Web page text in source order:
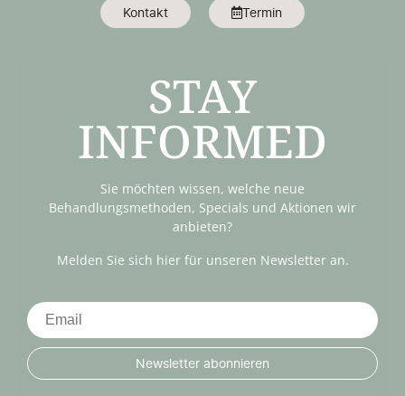
Kontakt Termin
STAY
INFORMED
Sie möchten wissen, welche neue
Behandlungsmethoden, Specials und Aktionen wir
anbieten?
Melden Sie sich hier für unseren Newsletter an.
Newsletter abonnieren